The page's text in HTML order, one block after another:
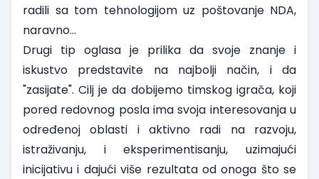
radili sa tom tehnologijom uz poštovanje NDA,
naravno…
Drugi tip oglasa je prilika da svoje znanje i
iskustvo predstavite na najbolji način, i da
"zasijate". Cilj je da dobijemo timskog igrača, koji
pored redovnog posla ima svoja interesovanja u
određenoj oblasti i aktivno radi na razvoju,
istraživanju, i eksperimentisanju, uzimajući
inicijativu i dajući više rezultata od onoga što se